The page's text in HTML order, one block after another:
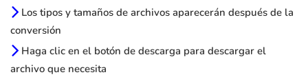
Los tipos y tamaños de archivos aparecerán después de la
conversión
Haga clic en el botón de descarga para descargar el
archivo que necesita